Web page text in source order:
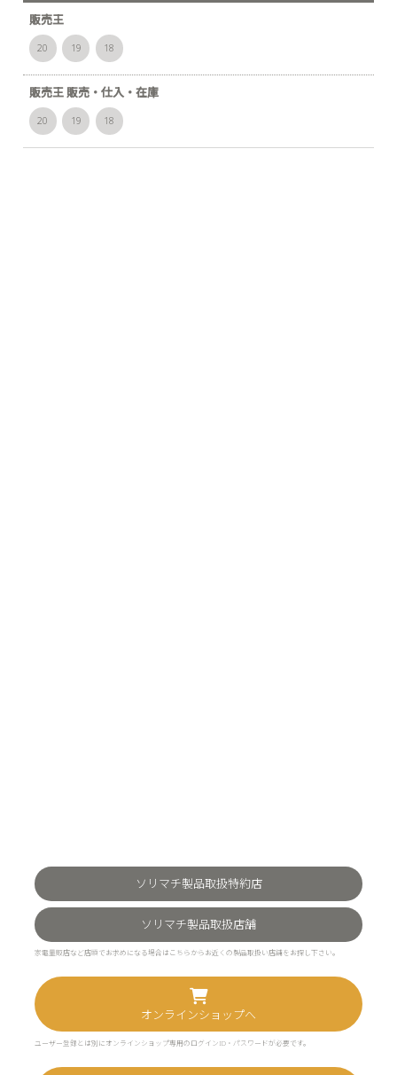
販売王
20 19 18
販売王 販売・仕入・在庫
20 19 18
ソリマチ製品取扱特約店
ソリマチ製品取扱店舗
家電量販店など店頭でお求めになる場合はこちらからお近くの製品取扱い店舗をお探し下さい。
オンラインショップへ
ユーザー登録とは別にオンラインショップ専用のログインID・パスワードが必要です。